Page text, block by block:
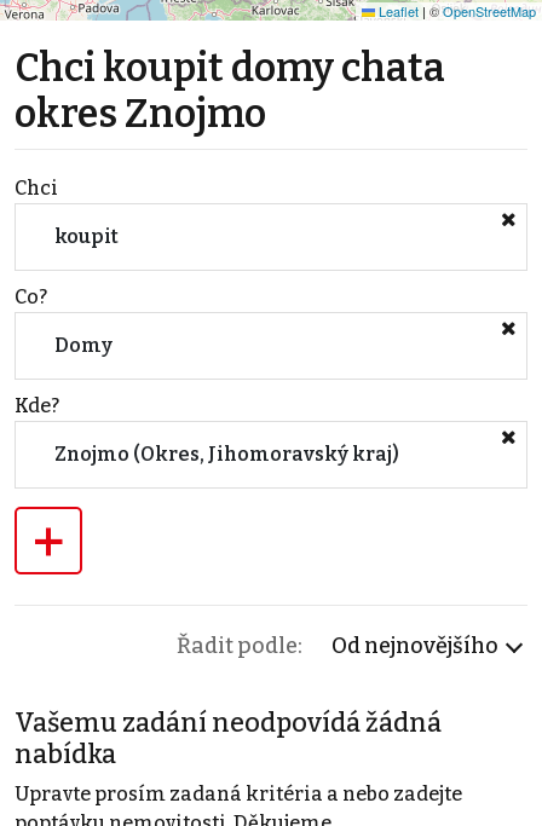
Leaflet | ©OpenStreetMap
Chci koupit domy chata
okres Znojmo
Chci
koupit
Co?
Domy
Kde?
Znojmo (Okres, Jihomoravský kraj)
+
Řadit podle: Od nejnovějšího
Vašemu zadání neodpovídá žádná
nabídka
Upravte prosím zadaná kritéria a nebo zadejte